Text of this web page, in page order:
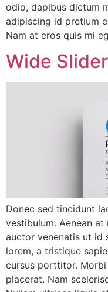
odio, dapibus dictum
adipiscing id pretium
Nam at eros quis mi
Wide Slider
Donec sed tincidunt
vestibulum. Aenean
auctor venenatis ut id
lorem, a tristique
cursus porttitor.
placerat. Nam